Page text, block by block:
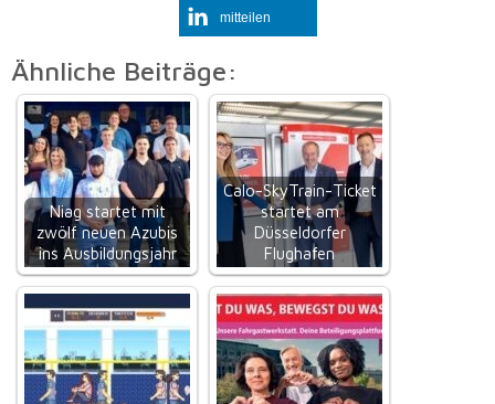
mitteilen
Ähnliche Beiträge:
Niag startet mit
zwölf neuen Azubis
ins Ausbildungsjahr
Calo-SkyTrain-Ticket
startet am
Düsseldorfer
Flughafen